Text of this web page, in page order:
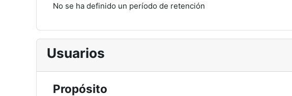
No se ha definido un período de retención
Usuarios
Propósito